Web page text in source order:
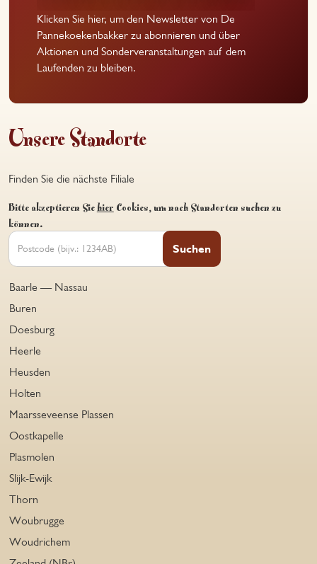
Klicken Sie hier, um den Newsletter von De
Pannekoekenbakker zu abonnieren und über
Aktionen und Sonderveranstaltungen auf dem
Laufenden zu bleiben.
Unsere Standorte
Finden Sie die nächste Filiale
Bitte akzeptieren Sie hier Cookies, um nach Standorten suchen zu
können.
Suchen
Baarle — Nassau
Buren
Doesburg
Heerle
Heusden
Holten
Maarsseveense Plassen
Oostkapelle
Plasmolen
Slijk-Ewijk
Thorn
Woubrugge
Woudrichem